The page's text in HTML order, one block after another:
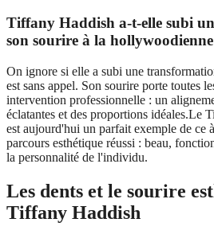
Tiffany Haddish a-t-elle subi
son sourire à la
On ignore si elle a subi une
est sans appel. Son sourire porte toutes
intervention professionnelle : un
éclatantes et des proportions idéales.Le
est aujourd'hui un parfait exemple de ce
parcours esthétique réussi : beau,
la personnalité de l'individu.
Les dents et le sourire
Tiffany Haddish